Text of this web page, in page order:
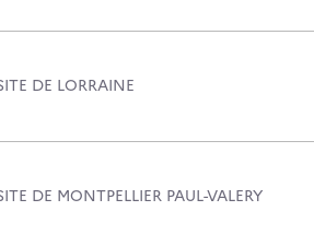
DE LORRAINE
DE MONTPELLIER PAUL-VALERY